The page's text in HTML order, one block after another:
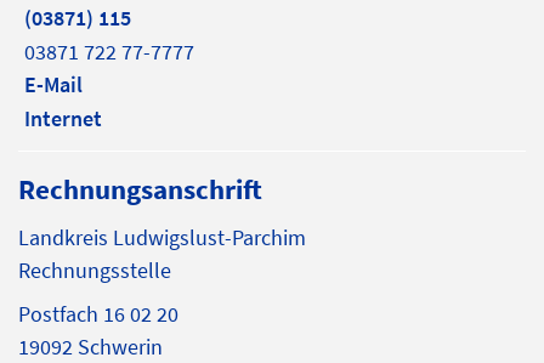
(03871) 115
03871 722 77-7777
E-Mail
Internet
Rechnungsanschrift
Landkreis Ludwigslust-Parchim
Rechnungsstelle
Postfach 16 02 20
19092 Schwerin